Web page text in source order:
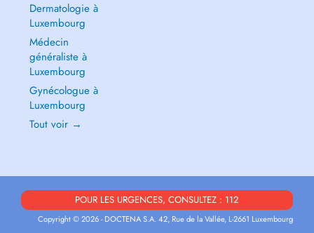
Dermatologie à
Luxembourg
Médecin
généraliste à
Luxembourg
Gynécologue à
Luxembourg
Tout voir →
POUR LES URGENCES, CONSULTEZ : 112
Copyright © 2026 - DOCTENA S.A. 42, Rue de la Vallée, L-2661 Luxembourg